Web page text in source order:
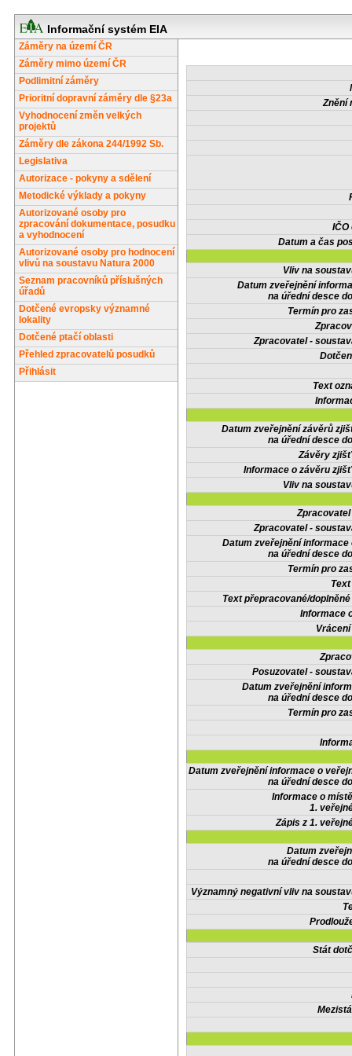
Informační systém EIA
Záměry na území ČR
Záměry mimo území ČR
Podlimitní záměry
Prioritní dopravní záměry dle §23a
Vyhodnocení změn velkých
projektů
Záměry dle zákona 244/1992 Sb.
Legislativa
Autorizace - pokyny a sdělení
Metodické výklady a pokyny
Autorizované osoby pro
zpracování dokumentace, posudku
a vyhodnocení
Autorizované osoby pro hodnocení
vlivů na soustavu Natura 2000
Seznam pracovníků příslušných
úřadů
Dotčené evropsky významné
lokality
Dotčené ptačí oblasti
Přehled zpracovatelů posudků
Přihlásit
Znění
IČO
Datum a čas
Vliv na
Datum zveřejnění
na úřední desce
Termín pro
Zpracovatel -
Text
Datum zveřejnění závěrů
na úřední desce
Závěry
Informace o závěru
Vliv na
Zpracovatel -
Datum zveřejnění informace
na úřední desce
Termín pro
Text přepracované/
Informace
Posuzovatel -
Datum zveřejnění
na úřední desce
Termín pro
Datum zveřejnění informace o
na úřední desce
Informace o
1.
Zápis z 1.
Datum
na úřední desce
Významný negativní vliv na
Stát